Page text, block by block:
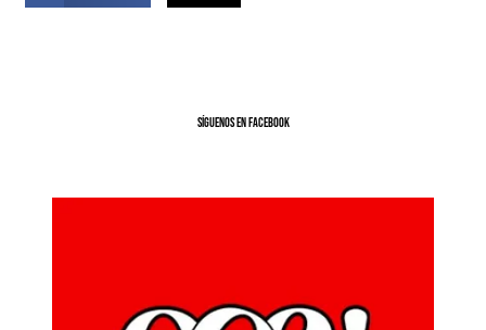
SíGUENOS EN FACEBOOK